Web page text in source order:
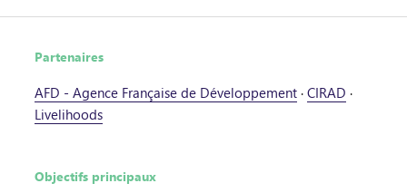
Partenaires
AFD - Agence Française de Développement· CIRAD ·
Livelihoods
Objectifs principaux